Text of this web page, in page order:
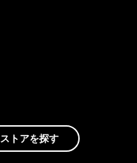
ストアを探す